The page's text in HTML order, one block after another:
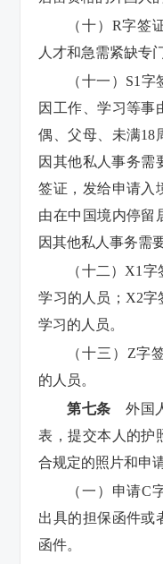
（十）R字签
人才和急需紧缺专
（十一）S1
因工作、学习等事
偶、父母、未满18
因其他私人事务需
签证，发给申请入
由在中国境内停留
因其他私人事务需
（十二）X1
学习的人员；X2字
学习的人员。
（十三）Z字
的人员。
第七条 外国
表，提交本人的护
合规定的照片和申
（一）申请C
出具的担保函件或
函件。